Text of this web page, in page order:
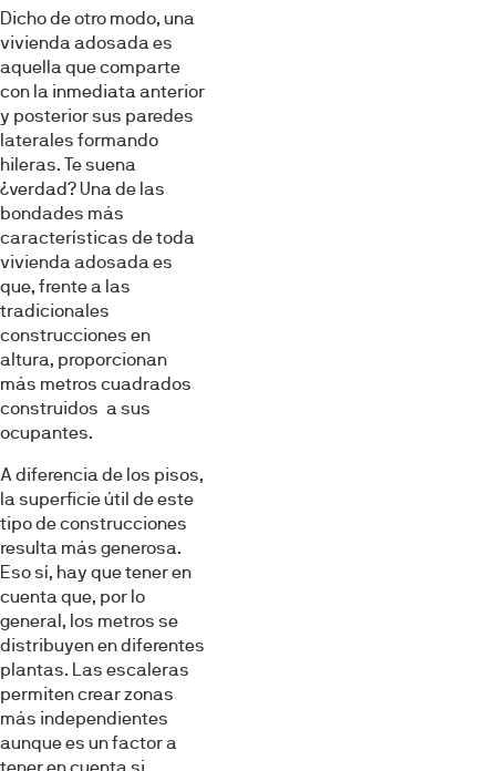
Dicho de otro modo, una
vivienda adosada es
aquella que comparte
con la inmediata anterior
y posterior sus paredes
laterales formando
hileras. Te suena
¿verdad? Una de las
bondades más
características de toda
vivienda adosada es
que, frente a las
tradicionales
construcciones en
altura, proporcionan
más metros cuadrados
construidos a sus
ocupantes.
A diferencia de los pisos,
la superficie útil de este
tipo de construcciones
resulta más generosa.
Eso sí, hay que tener en
cuenta que, por lo
general, los metros se
distribuyen en diferentes
plantas. Las escaleras
permiten crear zonas
más independientes
aunque es un factor a